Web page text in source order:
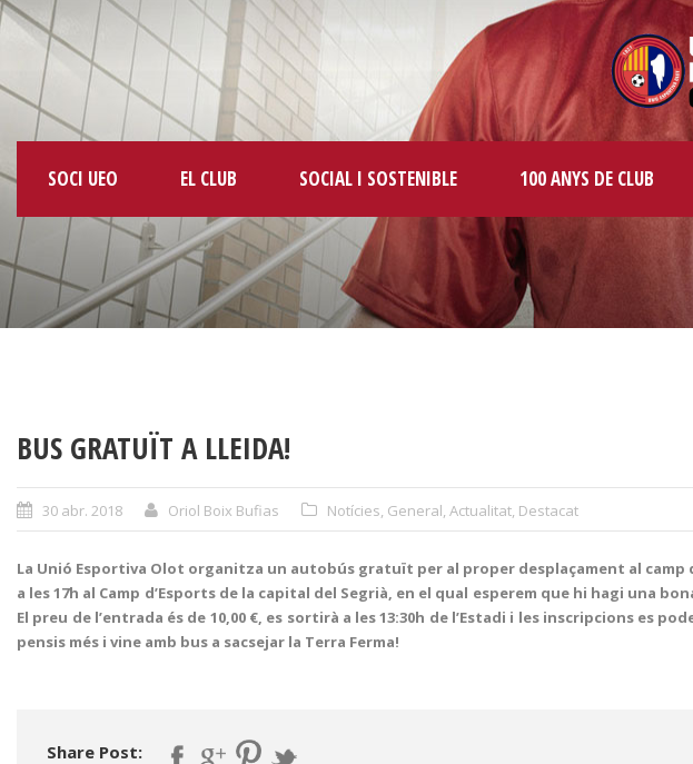
SOCI UEO EL CLUB SOCIAL I SOSTENIBLE 100 ANYS DE CLUB
BUS GRATUÏT A LLEIDA!
30 abr. 2018 Oriol Boix Bufias Notícies General Actualitat Destacat
La Unió Esportiva Olot organitza un autobús gratuït per al proper desplaçament al
a les 17h al Camp d’Esports de la capital del Segrià, en el qual esperem que hi hagi una
El preu de l’entrada és de 10,00 €, es sortirà a les 13:30h de l’Estadi i les inscripcions es
pensis més i vine amb bus a sacsejar la Terra Ferma!
Share Post: